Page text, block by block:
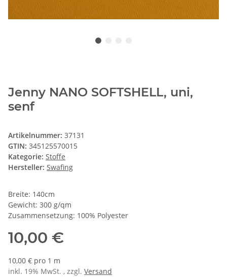
Jenny NANO SOFTSHELL, uni,
senf
Artikelnummer: 37131
GTIN: 345125570015
Kategorie: Stoffe
Hersteller: Swafing
Breite: 140cm
Gewicht: 300 g/qm
Zusammensetzung: 100% Polyester
10,00 €
10,00 € pro 1 m
inkl. 19% MwSt. , zzgl. Versand